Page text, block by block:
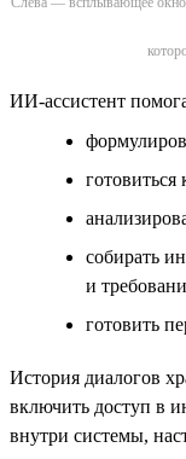
ИИ-ассистент
собирать
и
готовить
История диалогов
включить доступ в
внутри системы,